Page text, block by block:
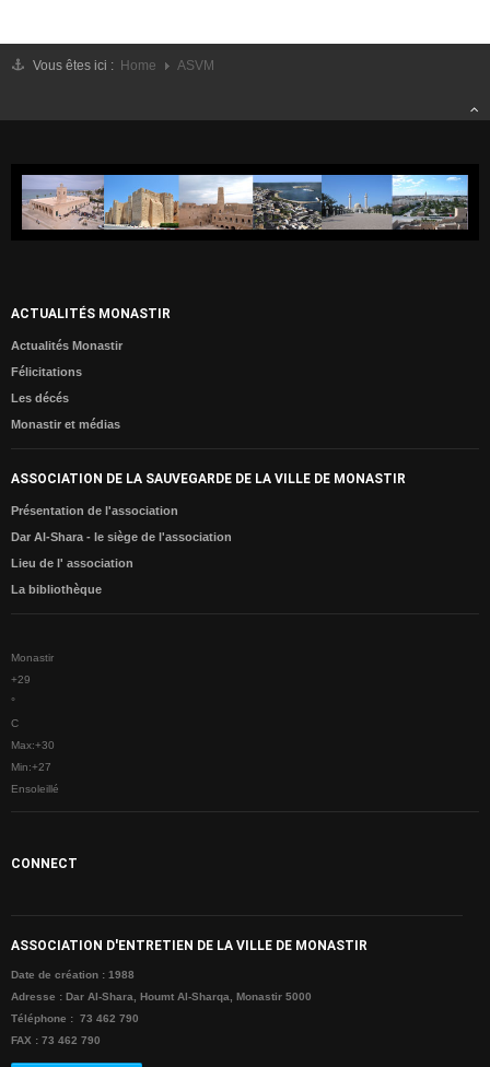
Vous êtes ici : Home ASVM
ACTUALITÉS MONASTIR
Actualités Monastir
Félicitations
Les décés
Monastir et médias
ASSOCIATION DE LA SAUVEGARDE DE LA VILLE DE MONASTIR
Présentation de l'association
Dar Al-Shara - le siège de l'association
Lieu de l' association
La bibliothèque
Monastir
+29
°
C
Max:+30
Min:+27
Ensoleillé
CONNECT
ASSOCIATION D'ENTRETIEN DE LA VILLE DE MONASTIR
Date de création : 1988
Adresse : Dar Al-Shara, Houmt Al-Sharqa, Monastir 5000
Téléphone : 73 462 790
FAX : 73 462 790